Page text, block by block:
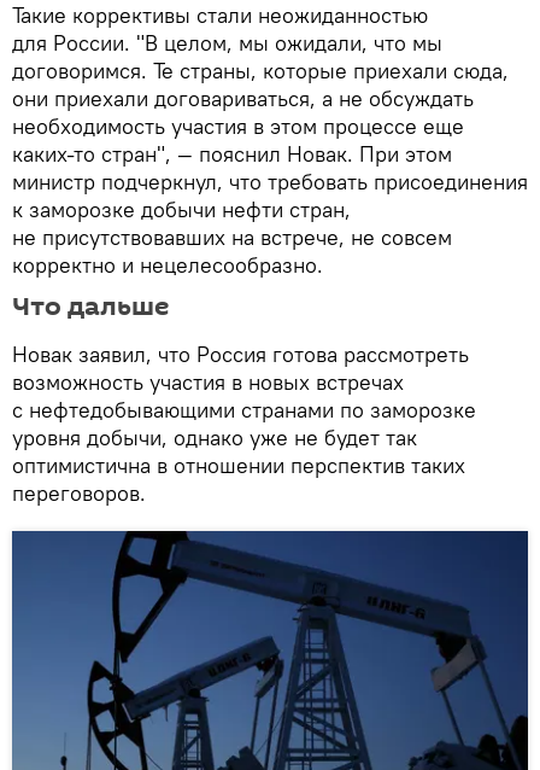
Такие коррективы стали неожиданностью
для России. "В целом, мы ожидали, что мы
договоримся. Те страны, которые приехали сюда,
они приехали договариваться, а не обсуждать
необходимость участия в этом процессе еще
каких-то стран", — пояснил Новак. При этом
министр подчеркнул, что требовать присоединения
к заморозке добычи нефти стран,
не присутствовавших на встрече, не совсем
корректно и нецелесообразно.
Что дальше
Новак заявил, что Россия готова рассмотреть
возможность участия в новых встречах
с нефтедобывающими странами по заморозке
уровня добычи, однако уже не будет так
оптимистична в отношении перспектив таких
переговоров.